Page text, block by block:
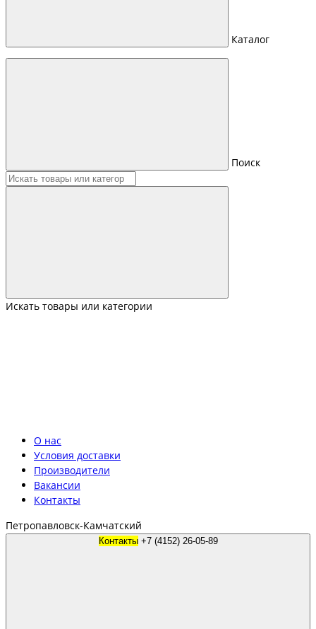
Каталог
Поиск
Искать товары или категории
О нас
Условия доставки
Производители
Вакансии
Контакты
Петропавловск-Камчатский
Контакты +7 (4152) 26-05-89